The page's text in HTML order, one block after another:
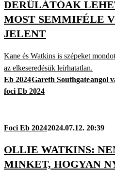
DERŰLÁTÓAK
MOST SEMMIFÉLE
JELENT
Kane és Watkins is szépeket
az elkeseredésük leírhatatlan.
Eb 2024Gareth Southgateangol
foci Eb 2024
Foci Eb 20242024.07.12. 20:39
OLLIE WATKINS:
MINKET, HOGYAN